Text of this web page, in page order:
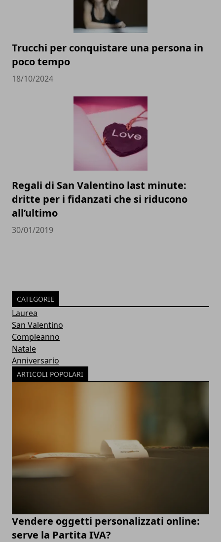
Trucchi per conquistare una persona in
poco tempo
18/10/2024
Regali di San Valentino last minute:
dritte per i fidanzati che si riducono
all’ultimo
30/01/2019
CATEGORIE
Laurea
San Valentino
Compleanno
Natale
Anniversario
ARTICOLI POPOLARI
Vendere oggetti personalizzati online:
serve la Partita IVA?